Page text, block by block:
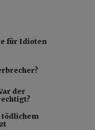
für Idioten
der
tödlichem